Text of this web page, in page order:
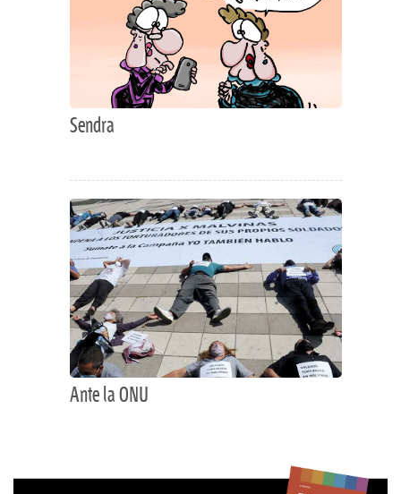
Sendra
Ante la ONU